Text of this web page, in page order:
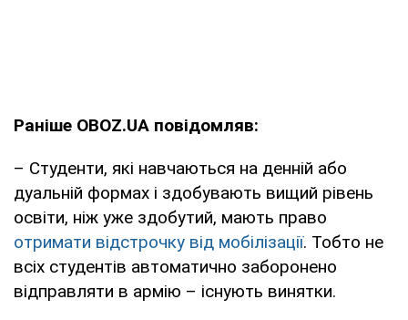
Раніше OBOZ.UA повідомляв:
– Студенти, які навчаються на денній або
дуальній формах і здобувають вищий рівень
освіти, ніж уже здобутий, мають право
отримати відстрочку від мобілізації. Тобто не
всіх студентів автоматично заборонено
відправляти в армію – існують винятки.